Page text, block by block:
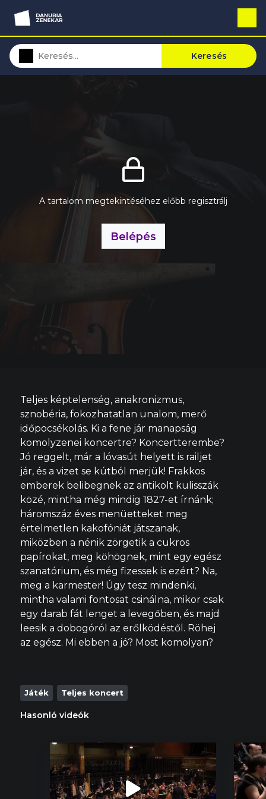
Keresés
A tartalom megtekintéséhez előbb regisztrálj
Belépés
Teljes képtelenség, anakronizmus,
sznobéria, fokozhatatlan unalom, merő
időpocsékolás. Ki a fene jár manapság
komolyzenei koncertre? Koncertterembe?
Jó reggelt, már a lóvasút helyett is railjet
jár, és a vizet se kútból merjük! Frakkos
emberek belibegnek az antikolt kulisszák
közé, mintha még mindig 1827-et írnánk;
háromszáz éves menüetteket meg
értelmetlen kakofóniát játszanak,
miközben a nénik zörgetik a cukros
papírokat, meg köhögnek, mint egy egész
szanatórium, és még fizessek is ezért? Na,
meg a karmester! Úgy tesz mindenki,
mintha valami fontosat csinálna, mikor csak
egy darab fát lenget a levegőben, és majd
leesik a dobogóról az erőlködéstől. Röhej
az egész. Mi ebben a jó? Most komolyan?
Játék Teljes koncert
Hasonló videók